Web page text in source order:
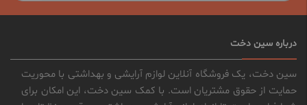
درباره سین دخت
سین دخت، یک فروشگاه آنلاین لوازم آرایشی و بهداشتی با محوریت
حمایت از حقوق مشتریان است. با کمک سین دخت، این امکان برای